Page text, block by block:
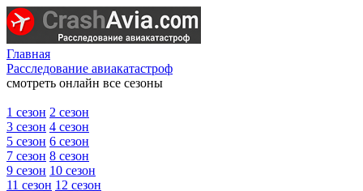
Главная
Расследование авиакатастроф
смотреть онлайн все сезоны
1 сезон 2 сезон
3 сезон 4 сезон
5 сезон 6 сезон
7 сезон 8 сезон
9 сезон 10 сезон
11 сезон 12 сезон